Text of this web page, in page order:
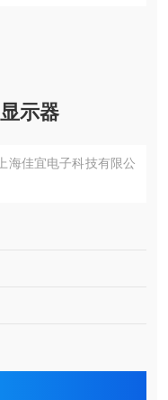
示器
海佳宜电子科技有限公